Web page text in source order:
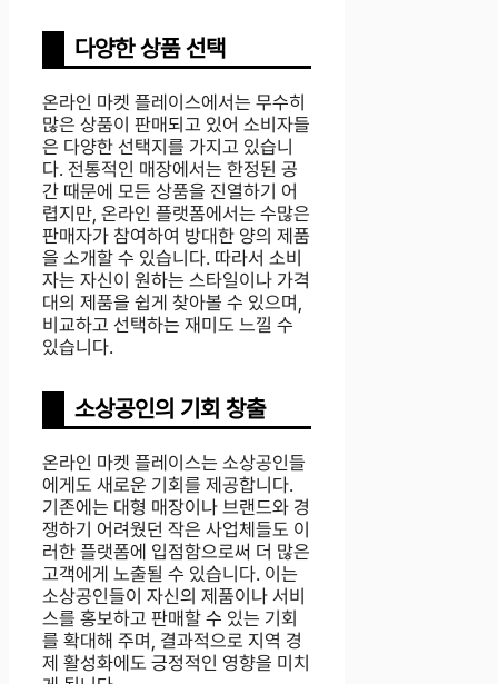
다양한 상품 선택
온라인 마켓 플레이스에서는 무수히
많은 상품이 판매되고 있어 소비자들
은 다양한 선택지를 가지고 있습니
다. 전통적인 매장에서는 한정된 공
간 때문에 모든 상품을 진열하기 어
렵지만, 온라인 플랫폼에서는 수많은
판매자가 참여하여 방대한 양의 제품
을 소개할 수 있습니다. 따라서 소비
자는 자신이 원하는 스타일이나 가격
대의 제품을 쉽게 찾아볼 수 있으며,
비교하고 선택하는 재미도 느낄 수
있습니다.
소상공인의 기회 창출
온라인 마켓 플레이스는 소상공인들
에게도 새로운 기회를 제공합니다.
기존에는 대형 매장이나 브랜드와 경
쟁하기 어려웠던 작은 사업체들도 이
러한 플랫폼에 입점함으로써 더 많은
고객에게 노출될 수 있습니다. 이는
소상공인들이 자신의 제품이나 서비
스를 홍보하고 판매할 수 있는 기회
를 확대해 주며, 결과적으로 지역 경
제 활성화에도 긍정적인 영향을 미치